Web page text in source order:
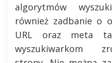
algorytmów
również zadbanie o
URL oraz meta
wyszukiwarkom